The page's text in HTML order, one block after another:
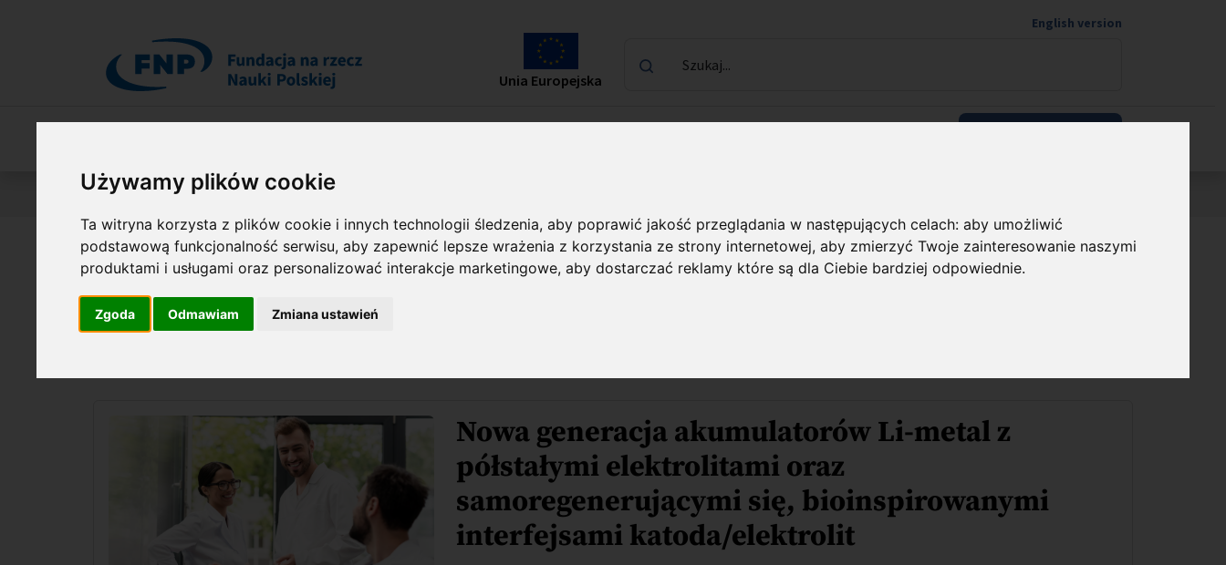
Używamy plików cookie
Ta witryna korzysta z plików cookie i innych technologii śledzenia, aby poprawić jakość przeglądania w następujących celach:aby umożliwić
podstawową funkcjonalność serwisu,aby zapewnić lepsze wrażenia z korzystania ze strony internetowej,aby zmierzyć Twoje zainteresowanie naszymi
produktami i usługami oraz personalizować interakcje marketingowe,aby dostarczać reklamy które są dla Ciebie bardziej odpowiednie.
Zgoda Odmawiam Zmiana ustawień
Unia Europejska
English version
Szukaj...
Jesteś tutaj:Nasza Oferta Listy laureatów
Nagrodzone projekty FIRST TEAM FENG
Nowa generacja akumulatorów Li-metal z
półstałymi elektrolitami oraz
samoregenerującymi się, bioinspirowanymi
interfejsami katoda/elektrolit